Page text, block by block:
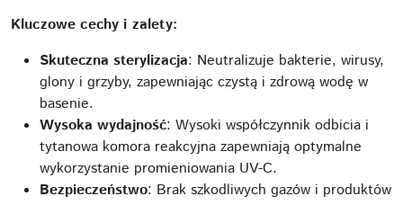
Kluczowe cechy i zalety:
Skuteczna sterylizacja: Neutralizuje bakterie, wirusy,
glony i grzyby, zapewniając czystą i zdrową wodę w
basenie.
Wysoka wydajność: Wysoki współczynnik odbicia i
tytanowa komora reakcyjna zapewniają optymalne
wykorzystanie promieniowania UV-C.
Bezpieczeństwo: Brak szkodliwych gazów i produktów